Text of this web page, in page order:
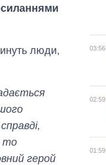
люди,
то
герой
03:56
02:59
01:59